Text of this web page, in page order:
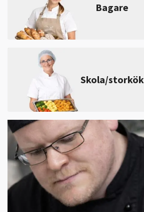
Bagare
Skola/storkök